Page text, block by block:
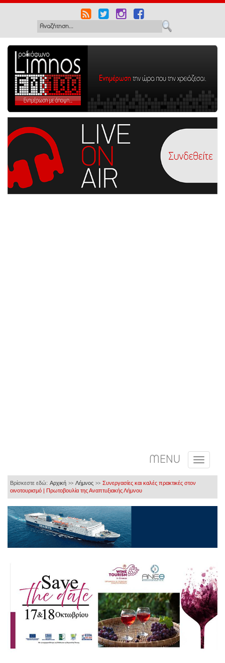
MENU
Βρίσκεστε εδώ: Αρχική >> Λήμνος >> Συνεργασίες και καλές πρακτικές στον
οινοτουρισμό | Πρωτοβουλία της Αναπτυξιακής Λήμνου